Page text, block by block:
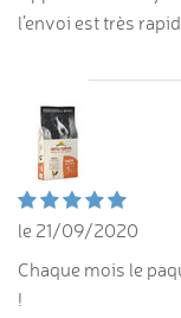
l’envoi est très
le 21/09/2020
Chaque mois le
!